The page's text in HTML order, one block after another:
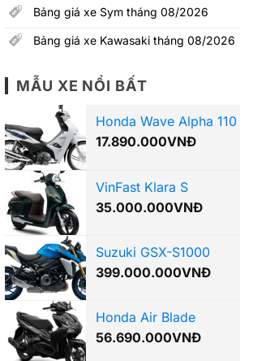
Bảng giá xe Sym tháng 08/2026
Bảng giá xe Kawasaki tháng 08/2026
MẪU XE NỔI BẤT
Honda Wave Alpha 110
17.890.000VNĐ
VinFast Klara S
35.000.000VNĐ
Suzuki GSX-S1000
399.000.000VNĐ
Honda Air Blade
56.690.000VNĐ